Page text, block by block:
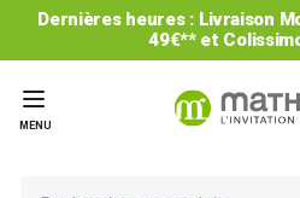
Dernières heures : Livraison
49€** et
MENU